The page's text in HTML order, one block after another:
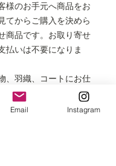
様のお手元へ商品をお
てからご購入を決めら
商品です。お取り寄せ
払いは不要になりま
、羽織、コートにお仕
長コートは表示価格
Email Instagram